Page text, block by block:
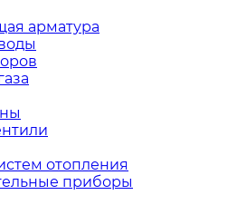
арматура
отопления
приборы